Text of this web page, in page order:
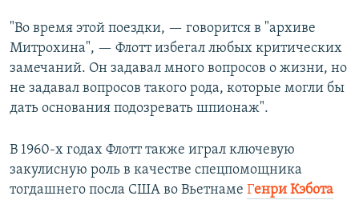
"Во время этой поездки, — говорится в "архиве
Митрохина", — Флотт избегал любых критических
замечаний. Он задавал много вопросов о жизни, но
не задавал вопросов такого рода, которые могли бы
дать основания подозревать шпионаж".
В 1960-х годах Флотт также играл ключевую
закулисную роль в качестве спецпомощника
тогдашнего посла США во Вьетнаме Генри Кэбота